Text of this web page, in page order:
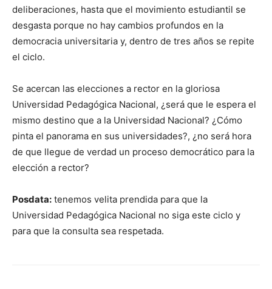
deliberaciones, hasta que el movimiento estudiantil se
desgasta porque no hay cambios profundos en la
democracia universitaria y, dentro de tres años se repite
el ciclo.
Se acercan las elecciones a rector en la gloriosa
Universidad Pedagógica Nacional, ¿será que le espera el
mismo destino que a la Universidad Nacional? ¿Cómo
pinta el panorama en sus universidades?, ¿no será hora
de que llegue de verdad un proceso democrático para la
elección a rector?
Posdata: tenemos velita prendida para que la
Universidad Pedagógica Nacional no siga este ciclo y
para que la consulta sea respetada.